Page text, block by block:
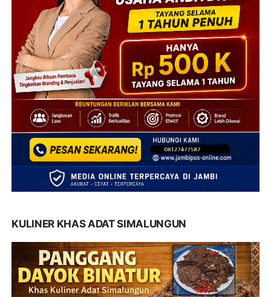
KULINER KHAS ADAT SIMALUNGUN